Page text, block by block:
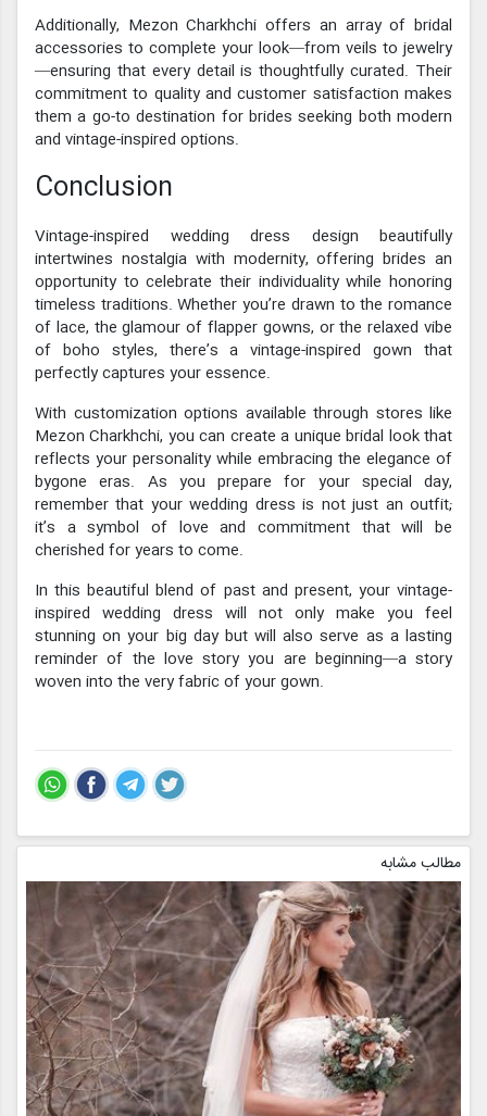
Additionally, Mezon Charkhchi offers an array of bridal
accessories to complete your look—from veils to jewelry
—ensuring that every detail is thoughtfully curated. Their
commitment to quality and customer satisfaction makes
them a go-to destination for brides seeking both modern
and vintage-inspired options.
Conclusion
Vintage-inspired wedding dress design beautifully
intertwines nostalgia with modernity, offering brides an
opportunity to celebrate their individuality while honoring
timeless traditions. Whether you’re drawn to the romance
of lace, the glamour of flapper gowns, or the relaxed vibe
of boho styles, there’s a vintage-inspired gown that
perfectly captures your essence.
With customization options available through stores like
Mezon Charkhchi, you can create a unique bridal look that
reflects your personality while embracing the elegance of
bygone eras. As you prepare for your special day,
remember that your wedding dress is not just an outfit;
it’s a symbol of love and commitment that will be
cherished for years to come.
In this beautiful blend of past and present, your vintage-
inspired wedding dress will not only make you feel
stunning on your big day but will also serve as a lasting
reminder of the love story you are beginning—a story
woven into the very fabric of your gown.
مطالب مشابه